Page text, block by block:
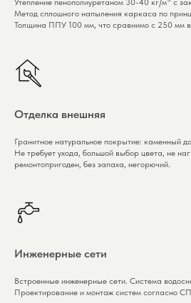
Утепление пенополиуретаном 30-40 кг/м
с
Метод сплошного напыления каркаса по
Толщина ППУ 100 мм, что сравнимо с 250 мм
Отделка внешняя
Гранитное натуральное покрытие: каменный
Не требует ухода, большой выбор цвета, не
ремонтопригоден, без запаха, негорючий.
Инженерные сети
Встроенные инженерные сети. Система
Проектирование и монтаж систем согласно